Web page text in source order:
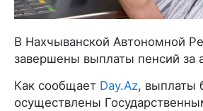
В Нахчыванской Автономной
завершены выплаты пенсий за
Как сообщает Day.Az, выплаты
осуществлены